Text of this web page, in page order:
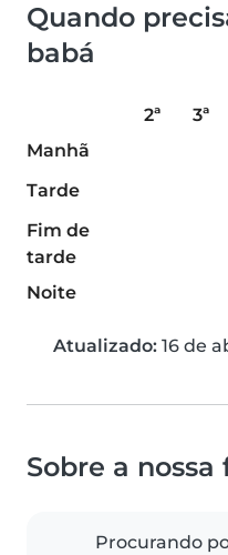
Quando
babá
2ª 3ª
Manhã
Tarde
Fim de
tarde
Noite
Atualizado: 16 de
Sobre a nossa
Procurando